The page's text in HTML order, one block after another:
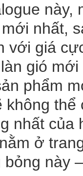
này,
nhất,
với giá
gió
phẩm
không
nhất của
ở
bỏng này